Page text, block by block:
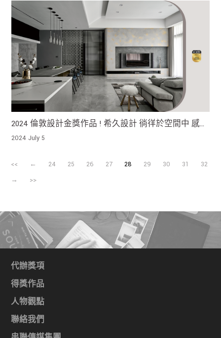
2024 倫敦設計金獎作品 ! 希久設計 徜徉於空間中 感受
來自環境的親切回應
2024 July 5
<< ← 24 25 26 27 28 29 30 31
32
→
>>
代辦獎項
得獎作品
人物觀點
聯絡我們